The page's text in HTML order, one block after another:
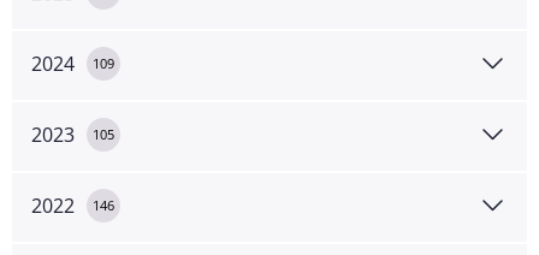
2024 109
2023 105
2022 146